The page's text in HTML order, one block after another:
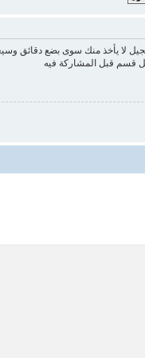
لا يأخذ منك سوى بضع دقائق
قسم قبل المشاركة فيه